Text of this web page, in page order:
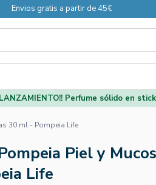
Envios gratis a partir de 45€
Perfume sólido en stick
30 ml - Pompeia Life
Piel y
Life